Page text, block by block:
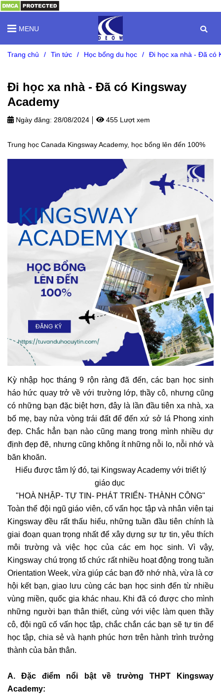
MENU
Trang chủ / Tin tức / Học bổng du học / Đi học xa nhà - Đã có
Đi học xa nhà - Đã có Kingsway
Academy
Ngày đăng: 28/08/2024 455 Lượt xem
Trung học Canada Kingsway Academy, học bổng lên đến 100%
Kỳ nhập học tháng 9 rộn ràng đã đến, các bạn học sinh
háo hức quay trở về với trường lớp, thầy cô, nhưng cũng
có những bạn đặc biệt hơn, đây là lần đầu tiên xa nhà, xa
bố mẹ, bay nửa vòng trái đất để đến xứ sở lá Phong xinh
đẹp. Chắc hẳn bạn nào cũng mang trong mình nhiều dự
định đẹp đẽ, nhưng cũng không ít những nỗi lo, nỗi nhớ và
băn khoăn.
Hiểu được tâm lý đó, tại Kingsway Academy với triết lý
giáo dục
"HOÀ NHẬP- TỰ TIN- PHÁT TRIỂN- THÀNH CÔNG"
Toàn thể đội ngũ giáo viên, cố vấn học tập và nhân viên tại
Kingsway đều rất thấu hiểu, những tuần đầu tiên chính là
giai đoạn quan trọng nhất để xây dựng sự tự tin, yêu thích
môi trường và việc học của các em học sinh. Vì vậy,
Kingsway chú trọng tổ chức rất nhiều hoạt động trong tuần
Orientation Week, vừa giúp các bạn đỡ nhớ nhà, vừa là cơ
hội kết bạn, giao lưu cùng các bạn học sinh đến từ nhiều
vùng miền, quốc gia khác nhau. Khi đã có được cho mình
những người bạn thân thiết, cùng với việc làm quen thầy
cô, đội ngũ cố vấn học tập, chắc chắn các bạn sẽ tự tin để
học tập, chia sẻ và hạnh phúc hơn trên hành trình trưởng
thành của bản thân.
A. Đặc điểm nổi bật về trường THPT Kingsway
Academy: